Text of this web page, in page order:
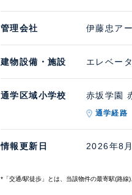
管理会社 伊藤忠ア
建物設備・施設 エレベー
通学区域小学校 赤坂学園
通学経路
情報更新日 2026年8
*「交通/駅徒歩」とは、当該物件の最寄駅(路線